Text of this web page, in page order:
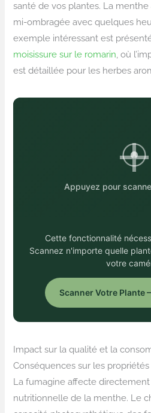
santé de vos plantes. La
mi-ombragée avec quelques
exemple intéressant est
moisissure sur le romarin , où
est détaillée pour les herbes
Appuyez pour
Cette fonctionnalité
Scannez n'importe quelle
votre
Scanner Votre Plante
Impact sur la qualité et la
Conséquences sur les
La fumagine affecte
nutritionnelle de la menthe. Le